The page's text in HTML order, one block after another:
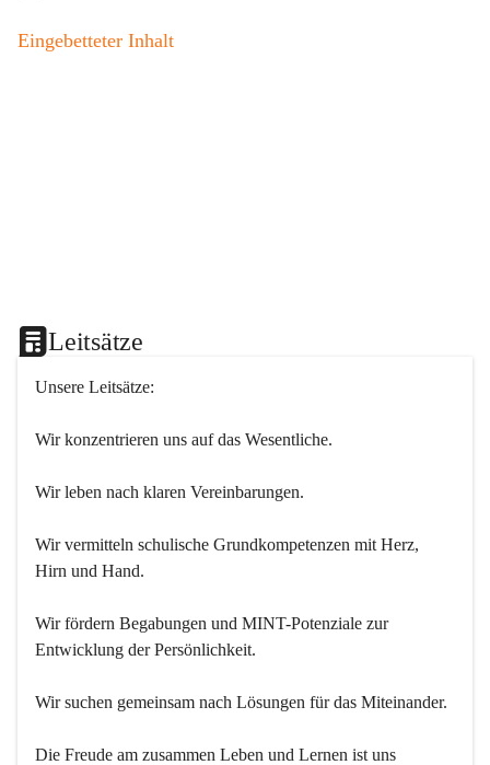
o
Eingebetteter Inhalt
Leitsätze
Unsere Leitsätze:
Wir konzentrieren uns auf das Wesentliche.
Wir leben nach klaren Vereinbarungen.
Wir vermitteln schulische Grundkompetenzen mit Herz,
Hirn und Hand.
Wir fördern Begabungen und MINT-Potenziale zur
Entwicklung der Persönlichkeit.
Wir suchen gemeinsam nach Lösungen für das Miteinander.
Die Freude am zusammen Leben und Lernen ist uns